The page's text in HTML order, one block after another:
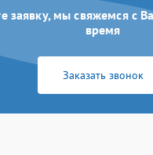
заявку, мы свяжемся с
время
Заказать звонок